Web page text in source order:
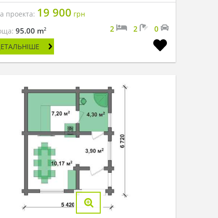
проекта: 19 900 грн
95.00 m2 2 2 0